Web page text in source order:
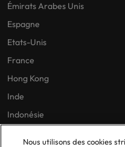
Émirats Arabes Unis
Espagne
Etats-Unis
France
Hong Kong
Inde
Indonésie
Nous utilisons des cookies